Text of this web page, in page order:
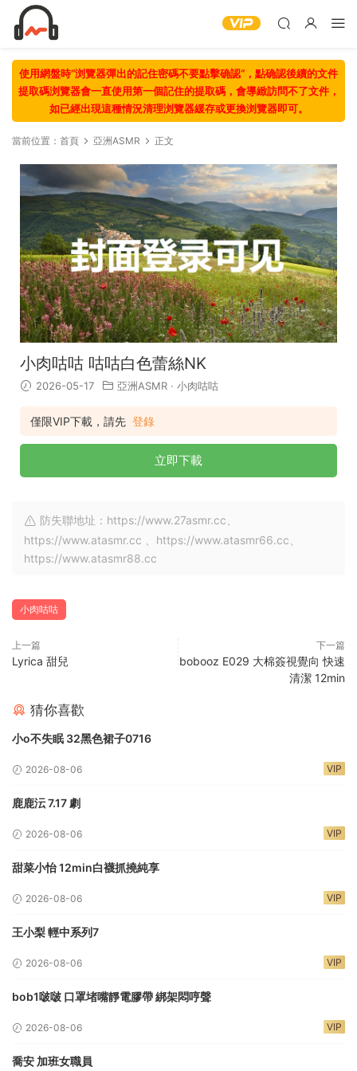
使用網盤時“浏覽器彈出的記住密碼不要點擊确認“，點确認後續的文件
提取碼浏覽器會一直使用第一個記住的提取碼，會導緻訪問不了文件，
如已經出現這種情況清理浏覽器緩存或更換浏覽器即可。
當前位置： 首頁 亞洲ASMR 正文
小肉咕咕 咕咕白色蕾絲NK
2026-05-17 亞洲ASMR · 小肉咕咕
僅限VIP下載，請先 登錄
立即下載
防失聯地址：https://www.27asmr.cc、
https://www.atasmr.cc 、https://www.atasmr66.cc、
https://www.atasmr88.cc
小肉咕咕
上一篇
Lyrica 甜兒
下一篇
bobooz E029 大棉簽視覺向 快速
清潔 12min
猜你喜歡
小o不失眠 32黑色裙子0716
2026-08-06 VIP
鹿鹿沄 7.17 劇
2026-08-06 VIP
甜菜小怡 12min白襪抓撓純享
2026-08-06 VIP
王小梨 輕中系列7
2026-08-06 VIP
bob1啵啵 口罩堵嘴靜電膠帶 綁架悶哼聲
2026-08-06 VIP
喬安 加班女職員